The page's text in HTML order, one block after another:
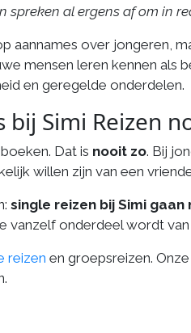
al ergens af om in
aannames over jongeren,
mensen leren kennen
en geregelde onderdelen.
bij Simi Reizen
Dat is nooit zo. Bij
willen zijn van een
single reizen bij Simi
vanzelf onderdeel wordt
reizen en groepsreizen.